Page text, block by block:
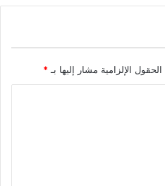
الحقول الإلزامية مشار إليها بـ*